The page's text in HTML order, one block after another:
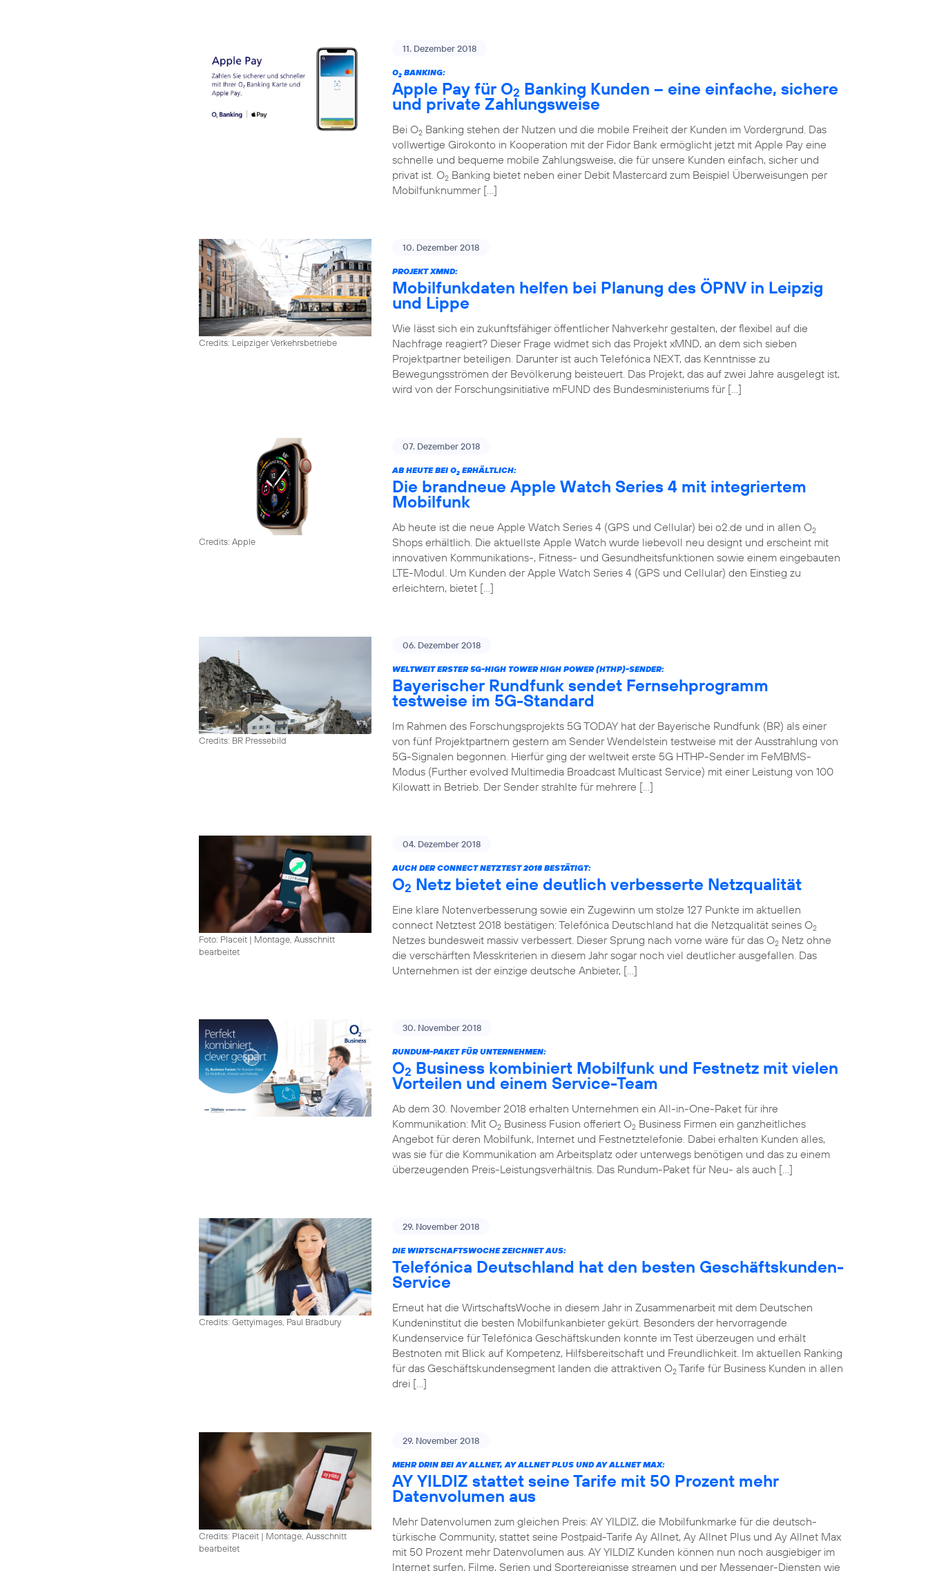
11. Dezember 2018
O2 BANKING:
Apple Pay für O2 Banking Kunden – eine einfache, sichere
und private Zahlungsweise
Bei O2 Banking stehen der Nutzen und die mobile Freiheit der Kunden im Vordergrund. Das
vollwertige Girokonto in Kooperation mit der Fidor Bank ermöglicht jetzt mit Apple Pay eine
schnelle und bequeme mobile Zahlungsweise, die für unsere Kunden einfach, sicher und
privat ist. O2 Banking bietet neben einer Debit Mastercard zum Beispiel Überweisungen per
Mobilfunknummer […]
Credits: Leipziger Verkehrsbetriebe
10. Dezember 2018
PROJEKT XMND:
Mobilfunkdaten helfen bei Planung des ÖPNV in Leipzig
und Lippe
Wie lässt sich ein zukunftsfähiger öffentlicher Nahverkehr gestalten, der flexibel auf die
Nachfrage reagiert? Dieser Frage widmet sich das Projekt xMND, an dem sich sieben
Projektpartner beteiligen. Darunter ist auch Telefónica NEXT, das Kenntnisse zu
Bewegungsströmen der Bevölkerung beisteuert. Das Projekt, das auf zwei Jahre ausgelegt ist,
wird von der Forschungsinitiative mFUND des Bundesministeriums für […]
Credits: Apple
07. Dezember 2018
AB HEUTE BEI O2 ERHÄLTLICH:
Die brandneue Apple Watch Series 4 mit integriertem
Mobilfunk
Ab heute ist die neue Apple Watch Series 4 (GPS und Cellular) bei o2.de und in allen O2
Shops erhältlich. Die aktuellste Apple Watch wurde liebevoll neu designt und erscheint mit
innovativen Kommunikations-, Fitness- und Gesundheitsfunktionen sowie einem eingebauten
LTE-Modul. Um Kunden der Apple Watch Series 4 (GPS und Cellular) den Einstieg zu
erleichtern, bietet […]
Credits: BR Pressebild
06. Dezember 2018
WELTWEIT ERSTER 5G-HIGH TOWER HIGH POWER (HTHP)-SENDER:
Bayerischer Rundfunk sendet Fernsehprogramm
testweise im 5G-Standard
Im Rahmen des Forschungsprojekts 5G TODAY hat der Bayerische Rundfunk (BR) als einer
von fünf Projektpartnern gestern am Sender Wendelstein testweise mit der Ausstrahlung von
5G-Signalen begonnen. Hierfür ging der weltweit erste 5G HTHP-Sender im FeMBMS-
Modus (Further evolved Multimedia Broadcast Multicast Service) mit einer Leistung von 100
Kilowatt in Betrieb. Der Sender strahlte für mehrere […]
Foto: Placeit | Montage, Ausschnitt
bearbeitet
04. Dezember 2018
AUCH DER CONNECT NETZTEST 2018 BESTÄTIGT:
O2 Netz bietet eine deutlich verbesserte Netzqualität
Eine klare Notenverbesserung sowie ein Zugewinn um stolze 127 Punkte im aktuellen
connect Netztest 2018 bestätigen: Telefónica Deutschland hat die Netzqualität seines O2
Netzes bundesweit massiv verbessert. Dieser Sprung nach vorne wäre für das O2 Netz ohne
die verschärften Messkriterien in diesem Jahr sogar noch viel deutlicher ausgefallen. Das
Unternehmen ist der einzige deutsche Anbieter, […]
30. November 2018
RUNDUM-PAKET FÜR UNTERNEHMEN:
O2 Business kombiniert Mobilfunk und Festnetz mit vielen
Vorteilen und einem Service-Team
Ab dem 30. November 2018 erhalten Unternehmen ein All-in-One-Paket für ihre
Kommunikation: Mit O2 Business Fusion offeriert O2 Business Firmen ein ganzheitliches
Angebot für deren Mobilfunk, Internet und Festnetztelefonie. Dabei erhalten Kunden alles,
was sie für die Kommunikation am Arbeitsplatz oder unterwegs benötigen und das zu einem
überzeugenden Preis-Leistungsverhältnis. Das Rundum-Paket für Neu- als auch […]
Credits: Gettyimages, Paul Bradbury
29. November 2018
DIE WIRTSCHAFTSWOCHE ZEICHNET AUS:
Telefónica Deutschland hat den besten Geschäftskunden-
Service
Erneut hat die WirtschaftsWoche in diesem Jahr in Zusammenarbeit mit dem Deutschen
Kundeninstitut die besten Mobilfunkanbieter gekürt. Besonders der hervorragende
Kundenservice für Telefónica Geschäftskunden konnte im Test überzeugen und erhält
Bestnoten mit Blick auf Kompetenz, Hilfsbereitschaft und Freundlichkeit. Im aktuellen Ranking
für das Geschäftskundensegment landen die attraktiven O2 Tarife für Business Kunden in allen
drei […]
Credits: Placeit | Montage, Ausschnitt
bearbeitet
29. November 2018
MEHR DRIN BEI AY ALLNET, AY ALLNET PLUS UND AY ALLNET MAX:
AY YILDIZ stattet seine Tarife mit 50 Prozent mehr
Datenvolumen aus
Mehr Datenvolumen zum gleichen Preis: AY YILDIZ, die Mobilfunkmarke für die deutsch-
türkische Community, stattet seine Postpaid-Tarife Ay Allnet, Ay Allnet Plus und Ay Allnet Max
mit 50 Prozent mehr Datenvolumen aus. AY YILDIZ Kunden können nun noch ausgiebiger im
Internet surfen, Filme, Serien und Sportereignisse streamen und per Messenger-Diensten wie